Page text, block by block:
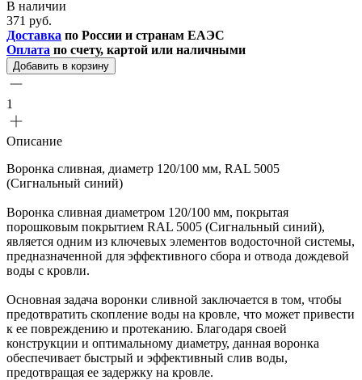
В наличии
371 руб.
Доставка по России и странам ЕАЭС
Оплата по счету, картой или наличными
Добавить в корзину
1
Описание
Воронка сливная, диаметр 120/100 мм, RAL 5005
(Сигнальный синий)
Воронка сливная диаметром 120/100 мм, покрытая
порошковым покрытием RAL 5005 (Сигнальный синий),
является одним из ключевых элементов водосточной системы,
предназначенной для эффективного сбора и отвода дождевой
воды с кровли.
Основная задача воронки сливной заключается в том, чтобы
предотвратить скопление воды на кровле, что может привести
к ее повреждению и протеканию. Благодаря своей
конструкции и оптимальному диаметру, данная воронка
обеспечивает быстрый и эффективный слив воды,
предотвращая ее задержку на кровле.